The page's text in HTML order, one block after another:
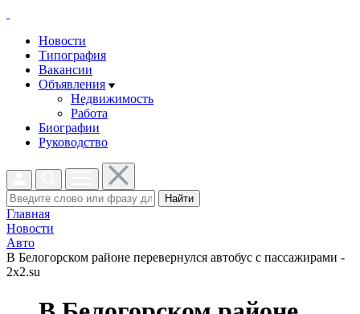
Новости
Типография
Вакансии
Объявления
Недвижимость
Работа
Биографии
Руководство
Найти
Главная
Новости
Авто
В Белогорском районе перевернулся автобус с пассажирами -
2x2.su